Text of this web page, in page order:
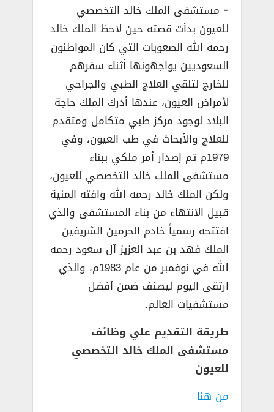
⁃ مستشفى الملك خالد التخصصي
للعيون بدأت قصته حين لاحظ الملك خالد
رحمه الله الصعوبات التي كان المواطنون
السعوديين يواجهونها أثناء سفرهم
للخارج لتلقي العلاج الطبي والجراحي
لأمراض العيون، عندها أدرك الملك حاجة
البلاد لوجود مركز طبي متكامل ومتقدم
للعلاج والأبحاث في طب العيون، وفي
1979م تم إصدار أمر ملكي ببناء
مستشفى الملك خالد التخصصي للعيون،
ولكن الملك خالد رحمه الله وافته المنية
قبيل الانتهاء من بناء المستشفى والذي
افتتحه رسمياً خادم الحرمين الشريفين
الملك فهد بن عبد العزيز آل سعود رحمه
الله في نوفمبر من عام 1983م، والذي
ارتقى اليوم ليصنف ضمن أفضل
مستشفيات العالم.
طريقة التقديم علي وظائف
مستشفى الملك خالد التخصصي
للعيون
من هنا